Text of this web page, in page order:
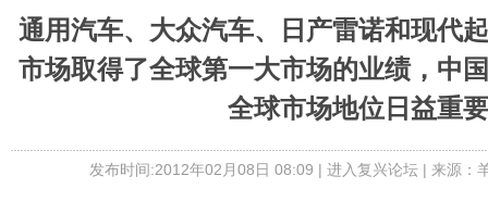
通用汽车、大众汽车、日产雷诺和现代
市场取得了全球第一大市场的业绩，中
全球市场地位日益重要
发布时间:2012年02月08日 08:09 | 进入复兴论坛| 来源：